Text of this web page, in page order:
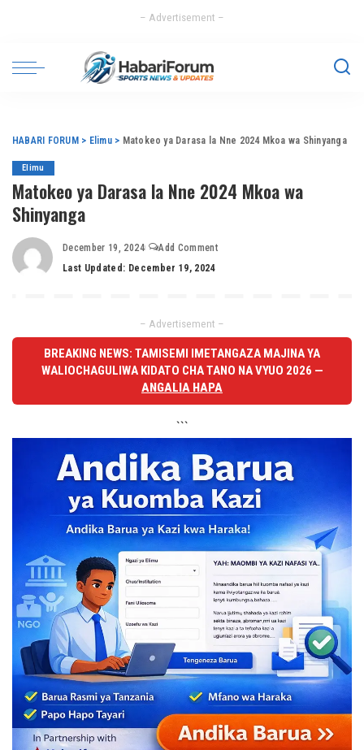
– Advertisement –
HABARI FORUM > Elimu> Matokeo ya Darasa la Nne 2024 Mkoa wa Shinyanga
Elimu
Matokeo ya Darasa la Nne 2024 Mkoa wa
Shinyanga
December 19, 2024
Add Comment
Last Updated: December 19, 2024
– Advertisement –
BREAKING NEWS: TAMISEMI IMETANGAZA MAJINA YA
WALIOCHAGULIWA KIDATO CHA TANO NA VYUO 2026 —
ANGALIA HAPA
```